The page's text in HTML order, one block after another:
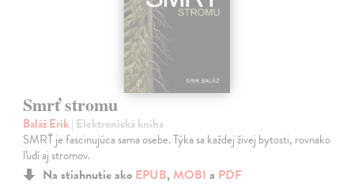
Smrť stromu
Baláž Erik| Elektronická kniha
SMRŤ je fascinujúca sama osebe. Týka sa každej živej bytosti, rovnako
ľudí aj stromov.
Na stiahnutie ako EPUB, MOBI a PDF